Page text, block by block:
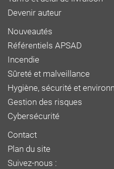
Devenir auteur
Nouveautés
Référentiels APSAD
Incendie
Sûreté et malveillance
Hygiène, sécurité et
Gestion des risques
Cybersécurité
Contact
Plan du site
Suivez-nous :